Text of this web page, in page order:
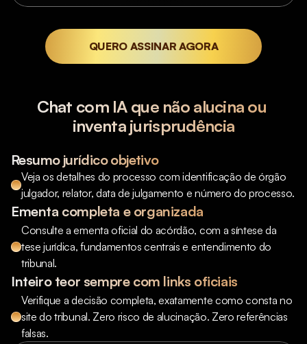
Chat com IA que não alucina ou
inventa jurisprudência
Resumo jurídico objetivo
Veja os detalhes do processo com identificação de órgão
julgador, relator, data de julgamento e número do processo.
Ementa completa e organizada
Consulte a ementa oficial do acórdão, com a síntese da
tese jurídica, fundamentos centrais e entendimento do
tribunal.
Inteiro teor sempre com links oficiais
Verifique a decisão completa, exatamente como consta no
site do tribunal. Zero risco de alucinação. Zero referências
falsas.
QUERO ASSINAR AGORA